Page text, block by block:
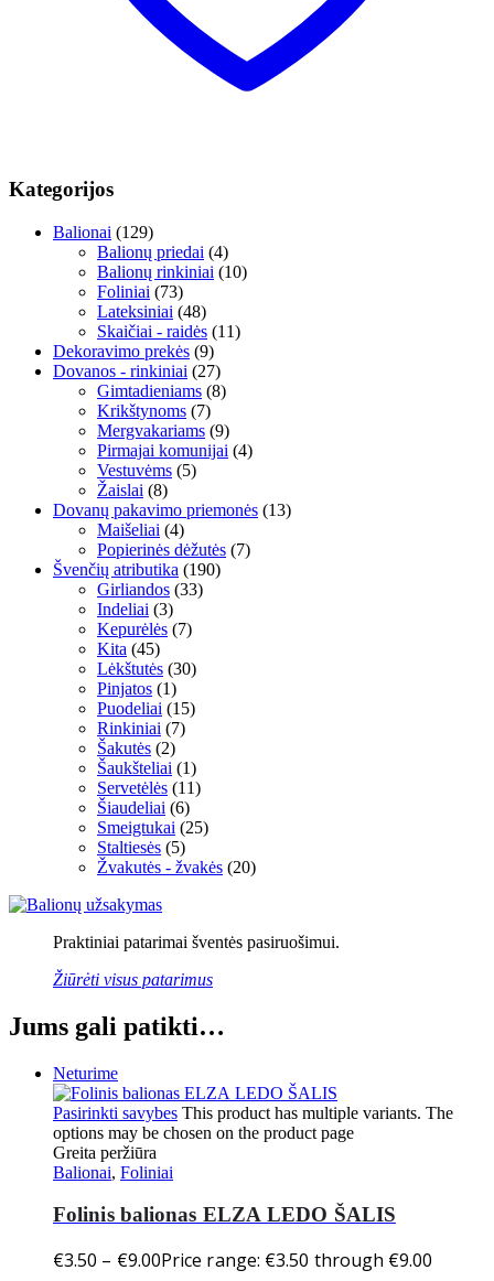
Kategorijos
Balionai (129)
Balionų priedai (4)
Balionų rinkiniai (10)
Foliniai (73)
Lateksiniai (48)
Skaičiai - raidės (11)
Dekoravimo prekės (9)
Dovanos - rinkiniai (27)
Gimtadieniams (8)
Krikštynoms (7)
Mergvakariams (9)
Pirmajai komunijai (4)
Vestuvėms (5)
Žaislai (8)
Dovanų pakavimo priemonės (13)
Maišeliai (4)
Popierinės dėžutės (7)
Švenčių atributika (190)
Girliandos (33)
Indeliai (3)
Kepurėlės (7)
Kita (45)
Lėkštutės (30)
Pinjatos (1)
Puodeliai (15)
Rinkiniai (7)
Šakutės (2)
Šaukšteliai (1)
Servetėlės (11)
Šiaudeliai (6)
Smeigtukai (25)
Staltiesės (5)
Žvakutės - žvakės (20)
Praktiniai patarimai šventės pasiruošimui.
Žiūrėti visus patarimus
Jums gali patikti…
Neturime
Pasirinkti savybes This product has multiple variants. The
options may be chosen on the product page
Greita peržiūra
Balionai, Foliniai
Folinis balionas ELZA LEDO ŠALIS
€3.50 – €9.00Price range: €3.50 through €9.00